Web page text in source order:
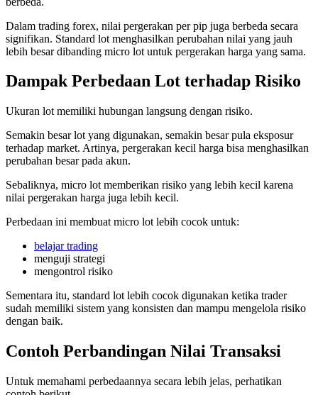
Dalam trading forex, nilai pergerakan per pip juga berbeda secara
signifikan. Standard lot menghasilkan perubahan nilai yang jauh
lebih besar dibanding micro lot untuk pergerakan harga yang sama.
Dampak Perbedaan Lot terhadap Risiko
Ukuran lot memiliki hubungan langsung dengan risiko.
Semakin besar lot yang digunakan, semakin besar pula eksposur
terhadap market. Artinya, pergerakan kecil harga bisa menghasilkan
perubahan besar pada akun.
Sebaliknya, micro lot memberikan risiko yang lebih kecil karena
nilai pergerakan harga juga lebih kecil.
Perbedaan ini membuat micro lot lebih cocok untuk:
belajar trading
menguji strategi
mengontrol risiko
Sementara itu, standard lot lebih cocok digunakan ketika trader
sudah memiliki sistem yang konsisten dan mampu mengelola risiko
dengan baik.
Contoh Perbandingan Nilai Transaksi
Untuk memahami perbedaannya secara lebih jelas, perhatikan